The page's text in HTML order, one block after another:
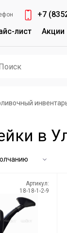
+7
лист
Акции
в
Артикул:
18-18-1-2-9